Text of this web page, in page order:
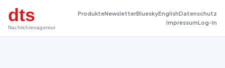
dts
Nachrichtenagentur
ProdukteNewsletterBlueskyEnglishDatenschutz
ImpressumLog-In